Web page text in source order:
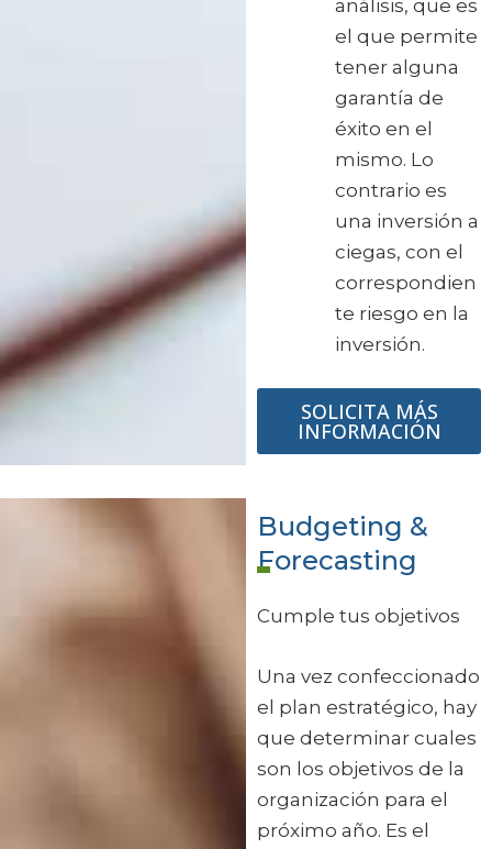
análisis, que es
el que permite
tener alguna
garantía de
éxito en el
mismo. Lo
contrario es
una inversión a
ciegas, con el
correspondien
te riesgo en la
inversión.
SOLICITA MÁS
INFORMACIÓN
Budgeting &
Forecasting
Cumple tus objetivos
Una vez confeccionado
el plan estratégico, hay
que determinar cuales
son los objetivos de la
organización para el
próximo año. Es el